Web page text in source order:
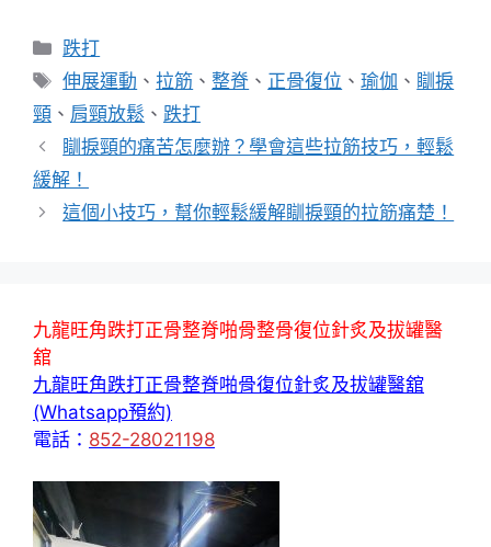
分
類
跌打
標
籤
伸展運動 、 拉筋 、整脊 、 正骨復位 、瑜伽 、 瞓捩
頸 、 肩頸放鬆 、 跌打
瞓捩頸的痛苦怎麼辦？學會這些拉筋技巧，輕鬆
緩解！
這個小技巧，幫你輕鬆緩解瞓捩頸的拉筋痛楚！
九龍旺角跌打正骨整脊啪骨整骨復位針炙及拔罐醫
舘
九龍旺角跌打正骨整脊啪骨復位針炙及拔罐醫舘
(Whatsapp預約)
電話： 852-28021198